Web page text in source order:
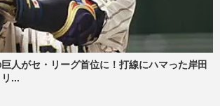
人がセ・リーグ首位に！打線にハマった岸田
...